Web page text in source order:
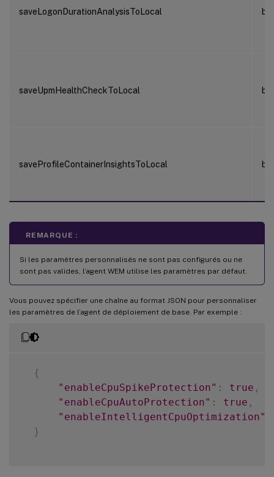
saveLogonDurationAnalysisToLocal
saveUpmHealthCheckToLocal
saveProfileContainerInsightsToLocal
REMARQUE :
Si les paramètres personnalisés ne sont pas configurés ou ne
sont pas valides, l’agent WEM utilise les paramètres par défaut.
Vous pouvez spécifier une chaîne au format JSON pour personnaliser
les paramètres de l’agent de déploiement de base. Par exemple :
{
"enableCpuSpikeProtection" : true ,
"enableCpuAutoProtection" : true ,
"enableIntelligentCpuOptimization"
}